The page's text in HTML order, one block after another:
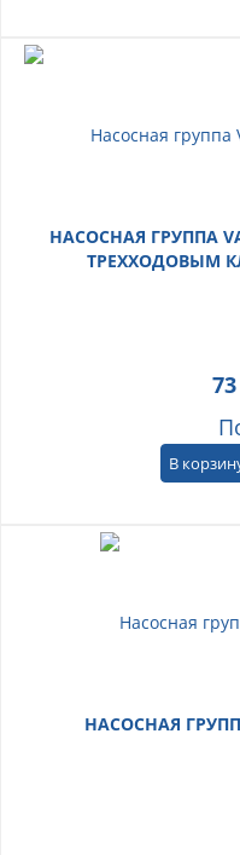
НАСОСНАЯ ГРУППА
ТРЕХХОДОВЫМ
В
НАСОСНАЯ